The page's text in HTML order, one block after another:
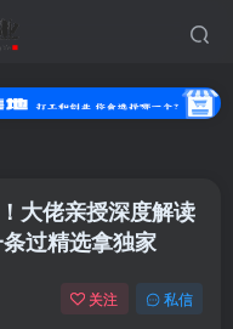
大佬亲授深度解读
过精选拿独家
关注 私信